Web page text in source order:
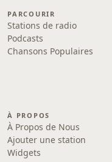
PARCOURIR
Stations de radio
Podcasts
Chansons Populaires
À PROPOS
À Propos de Nous
Ajouter une station
Widgets